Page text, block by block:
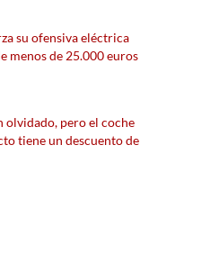
su ofensiva eléctrica
menos de 25.000 euros
olvidado, pero el coche
tiene un descuento de